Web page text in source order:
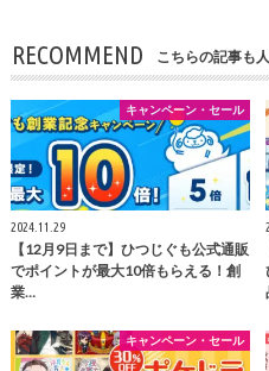
RECOMMEND こちらの記事も人
キャンペーン・セール
2024.11.29
【12月9日まで】ひつじぐも公式通販
でポイントが最大10倍もらえる！創
業…
キャンペーン・セール